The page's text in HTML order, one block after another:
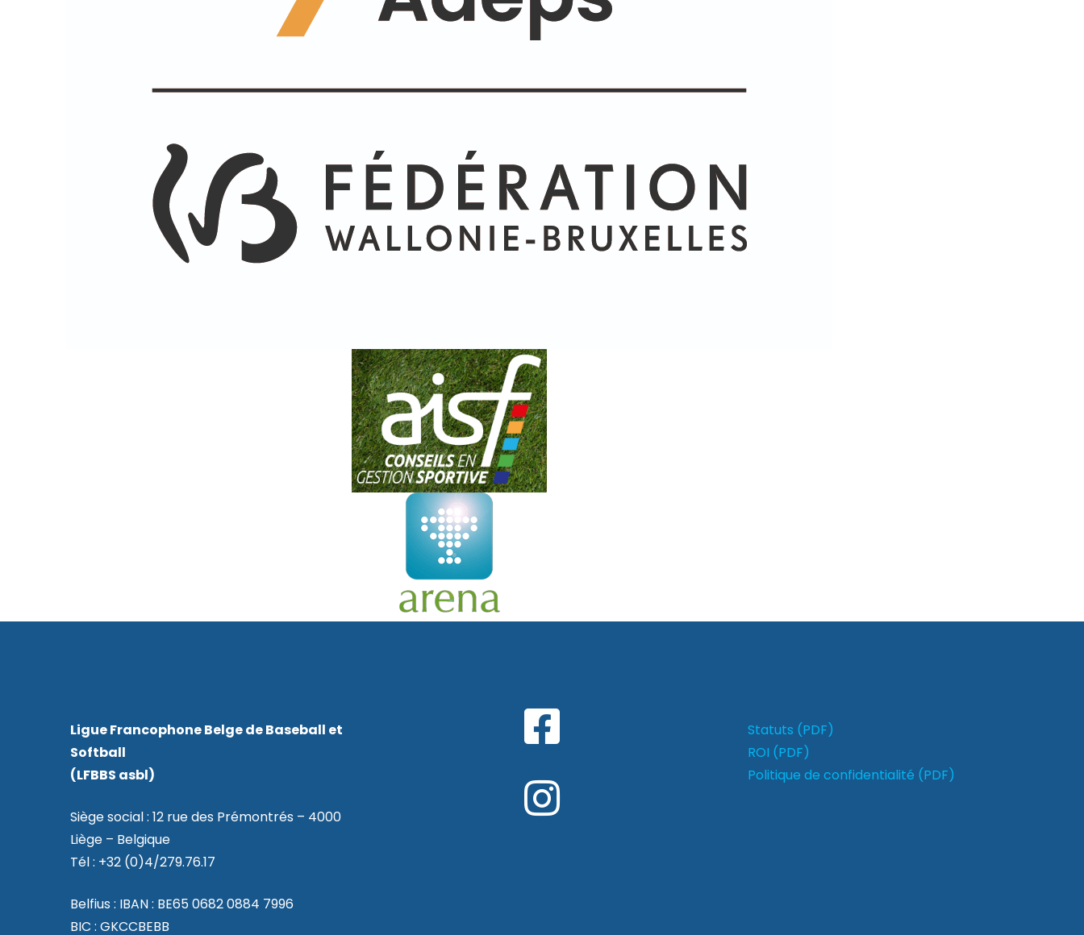
Ligue Francophone Belge de Baseball et
Softball
(LFBBS asbl)
Siège social : 12 rue des Prémontrés – 4000
Liège – Belgique
Tél : +32 (0)4/279.76.17
Belfius : IBAN : BE65 0682 0884 7996
BIC : GKCCBEBB
Statuts (PDF)
ROI (PDF)
Politique de confidentialité (PDF)